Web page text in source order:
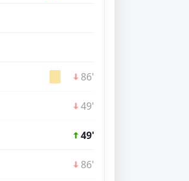
86'
49'
49'
86'